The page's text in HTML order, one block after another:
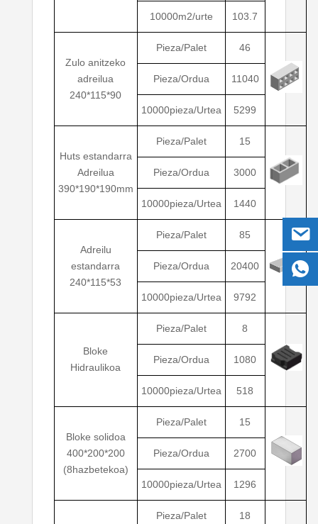
10000m2/urte 103.7
Zulo anitzeko
adreilua
240*115*90
Pieza/Palet 46
Pieza/Ordua 11040
10000pieza/Urtea 5299
Huts estandarra
Adreilua
390*190*190mm
Pieza/Palet 15
Pieza/Ordua 3000
10000pieza/Urtea 1440
Adreilu
estandarra
240*115*53
Pieza/Palet 85
Pieza/Ordua 20400
10000pieza/Urtea 9792
Bloke
Hidraulikoa
Pieza/Palet 8
Pieza/Ordua 1080
10000pieza/Urtea 518
Bloke solidoa
400*200*200
(8hazbetekoa)
Pieza/Palet 15
Pieza/Ordua 2700
10000pieza/Urtea 1296
Pieza/Palet 18